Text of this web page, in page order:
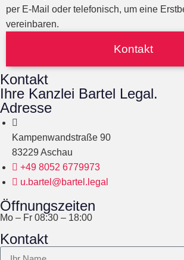
per E-Mail oder telefonisch, um eine
vereinbaren.
Kontakt
Kontakt
Ihre Kanzlei Bartel Legal.
Adresse
Kampenwandstraße 90
83229 Aschau
+49 8052 6779973
u.bartel@bartel.legal
Öffnungszeiten
Mo – Fr 08:30 – 18:00
Kontakt